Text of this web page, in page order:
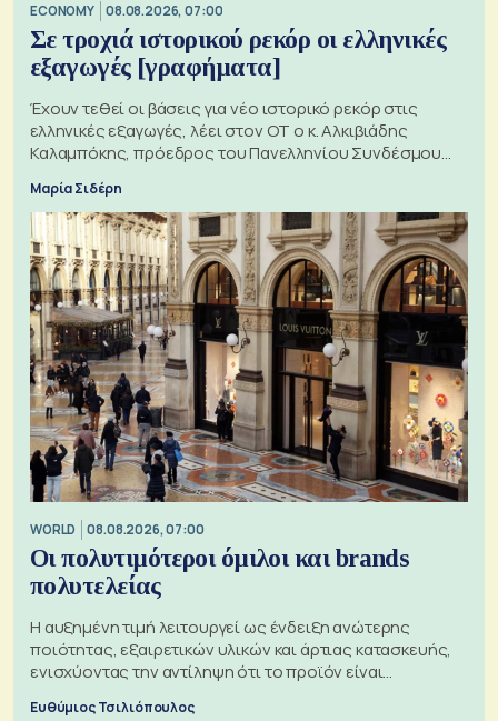
ECONOMY 08.08.2026, 07:00
Σε τροχιά ιστορικού ρεκόρ οι ελληνικές
εξαγωγές [γραφήματα]
Έχουν τεθεί οι βάσεις για νέο ιστορικό ρεκόρ στις
ελληνικές εξαγωγές, λέει στον ΟΤ ο κ. Αλκιβιάδης
Καλαμπόκης, πρόεδρος του Πανελληνίου Συνδέσμου
Εξαγωγέων
Μαρία Σιδέρη
WORLD 08.08.2026, 07:00
Οι πολυτιμότεροι όμιλοι και brands
πολυτελείας
Η αυξημένη τιμή λειτουργεί ως ένδειξη ανώτερης
ποιότητας, εξαιρετικών υλικών και άρτιας κατασκευής,
ενισχύοντας την αντίληψη ότι το προϊόν είναι
ξεχωριστό
Ευθύμιος Τσιλιόπουλος